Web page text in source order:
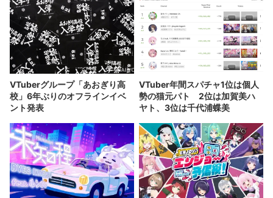
VTuberグループ「あおぎり高
校」6年ぶりのオフラインイベ
ント発表
VTuber年間スパチャ1位は個人
勢の猫元パト 2位は加賀美ハ
ヤト、3位は千代浦蝶美